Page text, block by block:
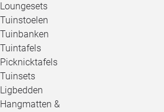
Loungesets
Tuinstoelen
Tuinbanken
Tuintafels
Picknicktafels
Tuinsets
Ligbedden
Hangmatten &